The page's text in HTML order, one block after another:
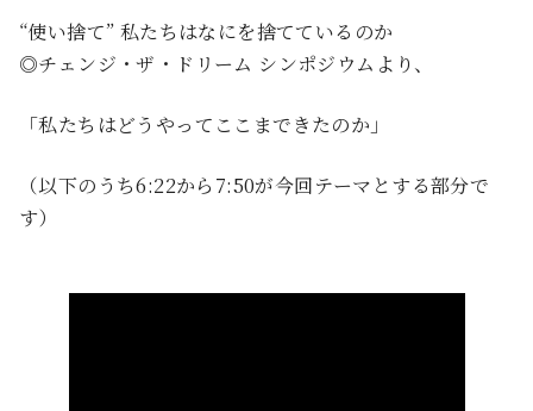
“使い捨て” 私たちはなにを捨てているのか
◎チェンジ・ザ・ドリーム シンポジウムより、
「私たちはどうやってここまできたのか」
（以下のうち6:22から7:50が今回テーマとする部分で
す）